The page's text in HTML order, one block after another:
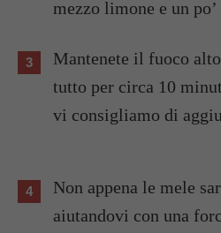
mezzo limone e un po’
Mantenete il fuoco
tutto per circa 10
vi consigliamo di
Non appena le mele saranno cotte,
aiutandovi con una